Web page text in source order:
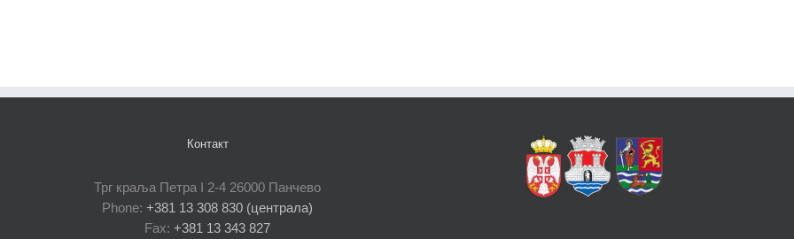
Контакт
Трг краља Петра I 2-4 26000 Панчево
Phone: +381 13 308 830 (централа)
Fax: +381 13 343 827